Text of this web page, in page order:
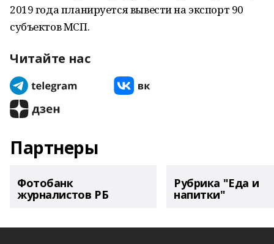
2019 года планируется вывести на экспорт 90
субъектов МСП.
Читайте нас
Партнеры
Фотобанк
журналистов РБ
Рубрика "Еда и
напитки"